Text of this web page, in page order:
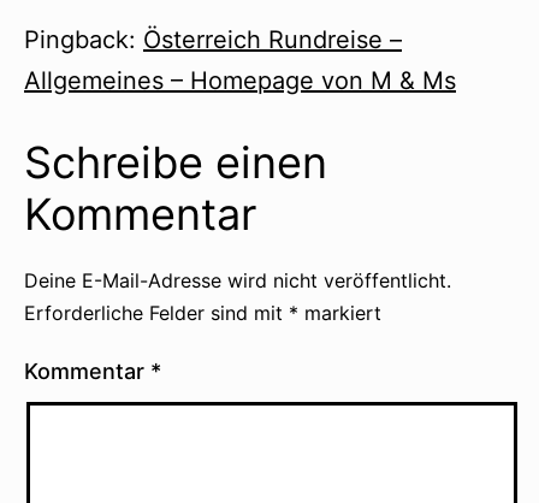
Pingback: Österreich Rundreise –
Allgemeines – Homepage von M & Ms
Schreibe einen
Kommentar
Deine E-Mail-Adresse wird nicht veröffentlicht.
Erforderliche Felder sind mit * markiert
Kommentar *